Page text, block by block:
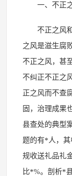
一、不正
不正之风
之风是滋生腐
不正之风，甚
不纠正不正之
正之风而不查
固，治理成果
县查处的典型
题的有*人，
规收送礼品礼
比*%。剖析*